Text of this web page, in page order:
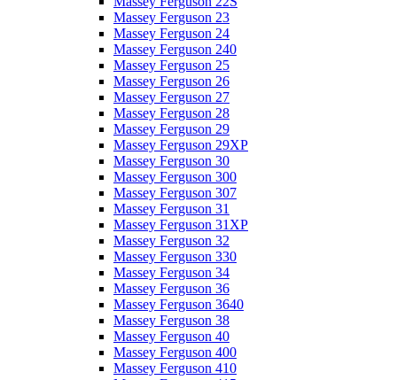
Massey Ferguson 23
Massey Ferguson 24
Massey Ferguson 240
Massey Ferguson 25
Massey Ferguson 26
Massey Ferguson 27
Massey Ferguson 28
Massey Ferguson 29
Massey Ferguson 29XP
Massey Ferguson 30
Massey Ferguson 300
Massey Ferguson 307
Massey Ferguson 31
Massey Ferguson 31XP
Massey Ferguson 32
Massey Ferguson 330
Massey Ferguson 34
Massey Ferguson 36
Massey Ferguson 3640
Massey Ferguson 38
Massey Ferguson 40
Massey Ferguson 400
Massey Ferguson 410